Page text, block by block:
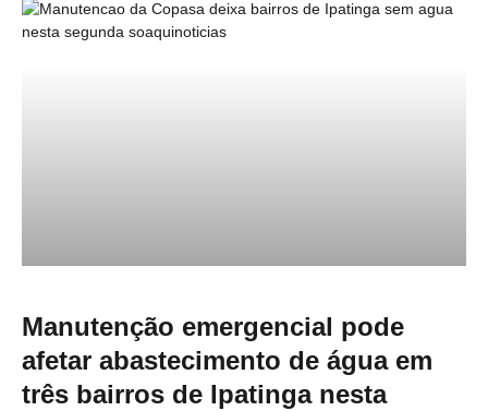
Manutenção emergencial pode
afetar abastecimento de água em
três bairros de Ipatinga nesta